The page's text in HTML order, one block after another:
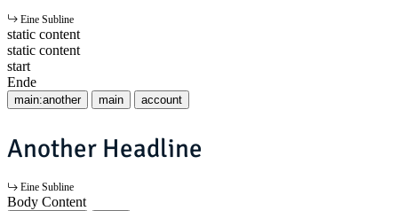
Eine Subline
static content
static content
start
Ende
main:another main account
Another Headline
Eine Subline
Body Content